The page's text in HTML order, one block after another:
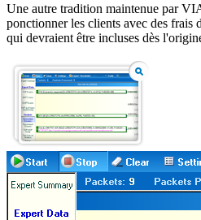
Une autre tradition maintenue par
ponctionner les clients avec des frais
qui devraient être incluses dès